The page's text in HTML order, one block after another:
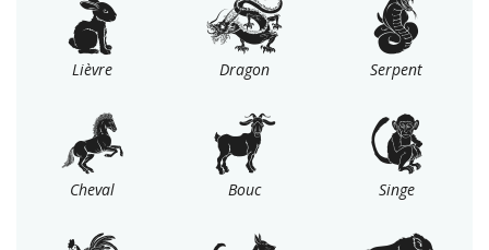
Lièvre Dragon Serpent
Cheval Bouc Singe